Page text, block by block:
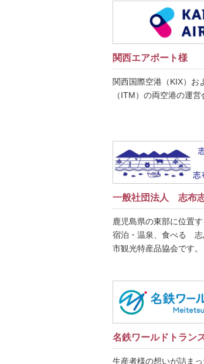
関西エアポート様
関西国際空港（KIX）お
（ITM）の両空港の運営
一般社団法人 志布
鹿児島県の東部に位置
宿泊・温泉、食べる
市観光特産品協会です。
名鉄ワールドトラン
生産者様の想いが詰ま